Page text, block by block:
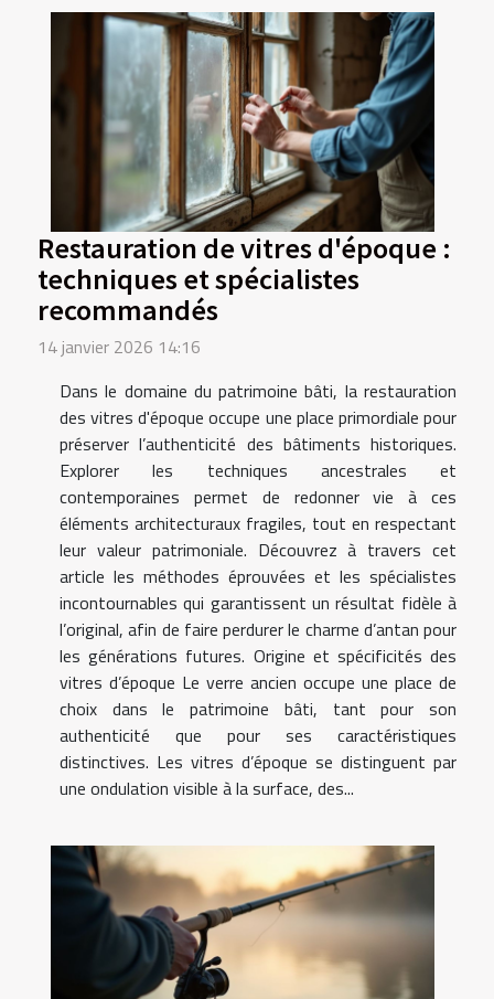
Restauration de vitres d'époque :
techniques et spécialistes
recommandés
14 janvier 2026 14:16
Dans le domaine du patrimoine bâti, la restauration
des vitres d'époque occupe une place primordiale pour
préserver l’authenticité des bâtiments historiques.
Explorer les techniques ancestrales et
contemporaines permet de redonner vie à ces
éléments architecturaux fragiles, tout en respectant
leur valeur patrimoniale. Découvrez à travers cet
article les méthodes éprouvées et les spécialistes
incontournables qui garantissent un résultat fidèle à
l’original, afin de faire perdurer le charme d’antan pour
les générations futures. Origine et spécificités des
vitres d’époque Le verre ancien occupe une place de
choix dans le patrimoine bâti, tant pour son
authenticité que pour ses caractéristiques
distinctives. Les vitres d’époque se distinguent par
une ondulation visible à la surface, des...